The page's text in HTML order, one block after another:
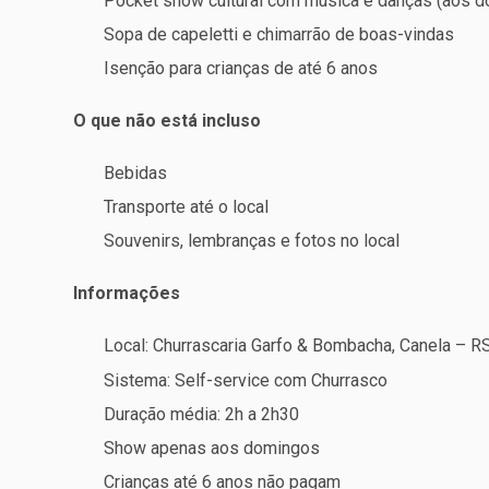
Sopa de capeletti e chimarrão de boas-vindas
Isenção para crianças de até 6 anos
O que não está incluso
Bebidas
Transporte até o local
Souvenirs, lembranças e fotos no local
Informações
Local: Churrascaria Garfo & Bombacha, Canela –
Sistema: Self-service com Churrasco
Duração média: 2h a 2h30
Show apenas aos domingos
Crianças até 6 anos não pagam